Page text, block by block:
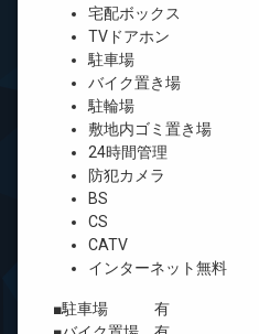
宅配ボックス
TVドアホン
駐車場
バイク置き場
駐輪場
敷地内ゴミ置き場
24時間管理
防犯カメラ
BS
CS
CATV
インターネット無料
■駐車場 有